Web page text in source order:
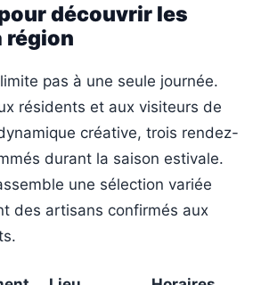
découvrir les
région
pas à une seule journée.
résidents et aux visiteurs de
créative, trois rendez-
durant la saison estivale.
une sélection variée
des artisans confirmés aux